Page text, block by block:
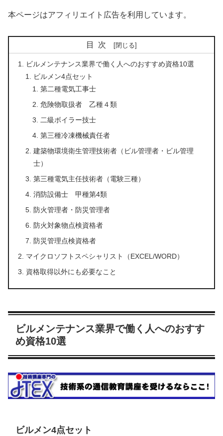
本ページはアフィリエイト広告を利用しています。
目次
ビルメンテナンス業界で働く人へのおすすめ資格10選
ビルメン4点セット
第二種電気工事士
危険物取扱者 乙種４類
二級ボイラー技士
第三種冷凍機械責任者
建築物環境衛生管理技術者（ビル管理者・ビル管理
士）
第三種電気主任技術者（電験三種）
消防設備士 甲種第4類
防火管理者・防災管理者
防火対象物点検資格者
防災管理点検資格者
マイクロソフトスペシャリスト（EXCEL/WORD）
資格取得以外にも必要なこと
ビルメンテナンス業界で働く人へのおすす
め資格10選
ビルメン4点セット